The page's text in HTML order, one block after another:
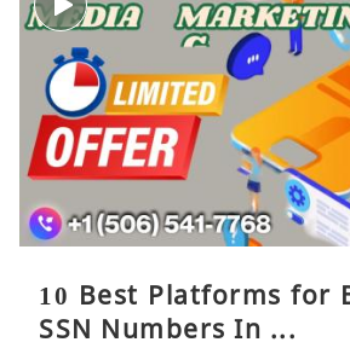
10 Best Platforms for
SSN Numbers In ...